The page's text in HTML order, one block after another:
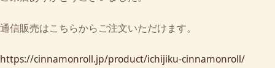
通信販売はこちらからご注文いただけます。
https://cinnamonroll.jp/product/ichijiku-cinnamonroll/